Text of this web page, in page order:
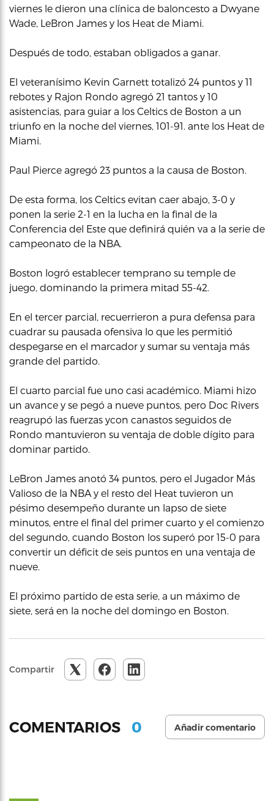
viernes le dieron una clínica de baloncesto a Dwyane
Wade, LeBron James y los Heat de Miami.
Después de todo, estaban obligados a ganar.
El veteranísimo Kevin Garnett totalizó 24 puntos y 11
rebotes y Rajon Rondo agregó 21 tantos y 10
asistencias, para guiar a los Celtics de Boston a un
triunfo en la noche del viernes, 101-91. ante los Heat de
Miami.
Paul Pierce agregó 23 puntos a la causa de Boston.
De esta forma, los Celtics evitan caer abajo, 3-0 y
ponen la serie 2-1 en la lucha en la final de la
Conferencia del Este que definirá quién va a la serie de
campeonato de la NBA.
Boston logró establecer temprano su temple de
juego, dominando la primera mitad 55-42.
En el tercer parcial, recuerrieron a pura defensa para
cuadrar su pausada ofensiva lo que les permitió
despegarse en el marcador y sumar su ventaja más
grande del partido.
El cuarto parcial fue uno casi académico. Miami hizo
un avance y se pegó a nueve puntos, pero Doc Rivers
reagrupó las fuerzas ycon canastos seguidos de
Rondo mantuvieron su ventaja de doble dígito para
dominar partido.
LeBron James anotó 34 puntos, pero el Jugador Más
Valioso de la NBA y el resto del Heat tuvieron un
pésimo desempeño durante un lapso de siete
minutos, entre el final del primer cuarto y el comienzo
del segundo, cuando Boston los superó por 15-0 para
convertir un déficit de seis puntos en una ventaja de
nueve.
El próximo partido de esta serie, a un máximo de
siete, será en la noche del domingo en Boston.
Compartir
COMENTARIOS 0 Añadir comentario